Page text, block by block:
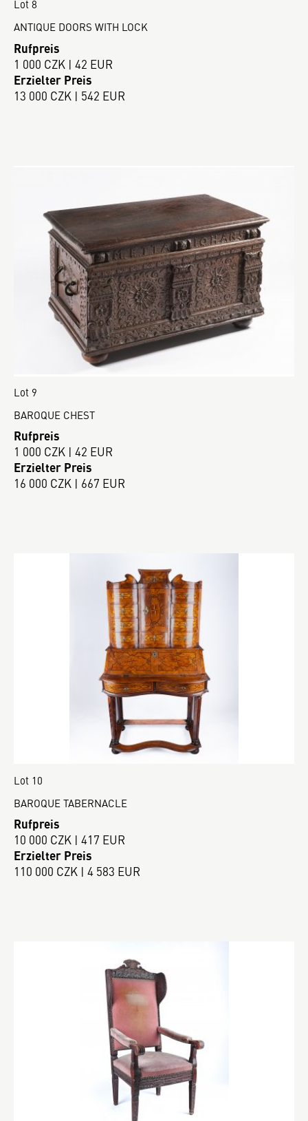
Lot 8
ANTIQUE DOORS WITH LOCK
Rufpreis
1 000 CZK | 42 EUR
Erzielter Preis
13 000 CZK | 542 EUR
Lot 9
BAROQUE CHEST
Rufpreis
1 000 CZK | 42 EUR
Erzielter Preis
16 000 CZK | 667 EUR
Lot 10
BAROQUE TABERNACLE
Rufpreis
10 000 CZK | 417 EUR
Erzielter Preis
110 000 CZK | 4 583 EUR